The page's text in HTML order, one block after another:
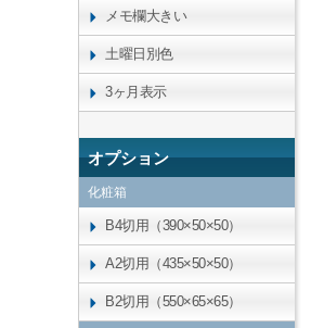
メモ欄大きい
土曜日別色
3ヶ月表示
オプション
化粧箱
B4切用（390×50×50）
A2切用（435×50×50）
B2切用（550×65×65）